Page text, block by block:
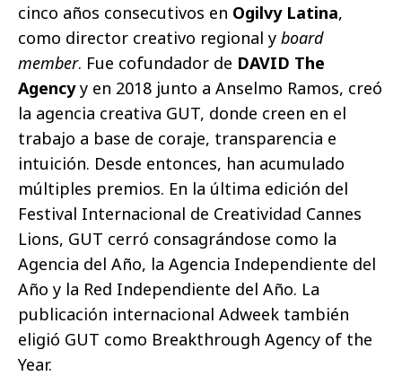
cinco años consecutivos en Ogilvy Latina,
como director creativo regional y board
member. Fue cofundador de DAVID The
Agencyy en 2018 junto a Anselmo Ramos, creó
la agencia creativa GUT, donde creen en el
trabajo a base de coraje, transparencia e
intuición. Desde entonces, han acumulado
múltiples premios. En la última edición del
Festival Internacional de Creatividad Cannes
Lions, GUT cerró consagrándose como la
Agencia del Año, la Agencia Independiente del
Año y la Red Independiente del Año. La
publicación internacional Adweek también
eligió GUT como Breakthrough Agency of the
Year.